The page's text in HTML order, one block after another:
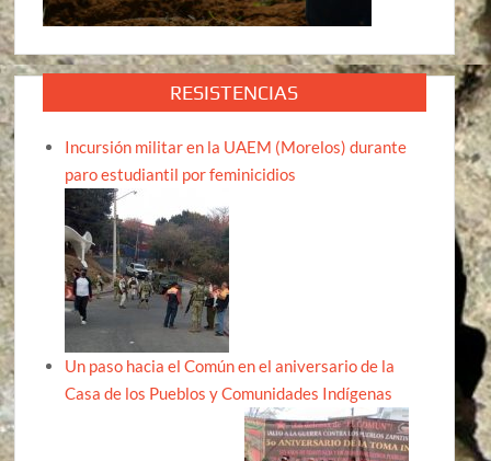
RESISTENCIAS
Incursión militar en la UAEM (Morelos) durante
paro estudiantil por feminicidios
Un paso hacia el Común en el aniversario de la
Casa de los Pueblos y Comunidades Indígenas